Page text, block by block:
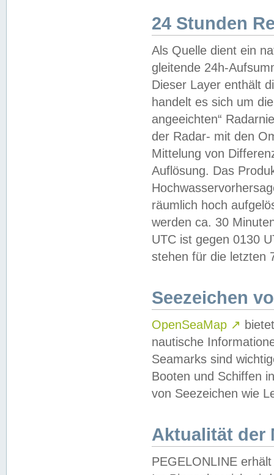
24 Stunden
Als Quelle dient ein
gleitende 24h-
Dieser Layer enthält
handelt es sich um
angeeichten“
der Radar- mit den
Mittelung von
Auflösung. Das
räumlich hoch
werden ca. 30
UTC ist gegen 0130
stehen für die letzten
Seezeichen
OpenSeaMap ↗
nautische
Seamarks sind
Booten und Schiffen
von Seezeichen wie
Aktualität der
PEGELONLINE